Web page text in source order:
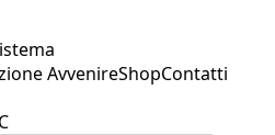
AvvenireShopContatti